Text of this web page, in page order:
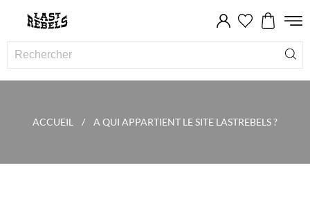
ACCUEIL A QUI APPARTIENT LE SITE LASTREBELS ?